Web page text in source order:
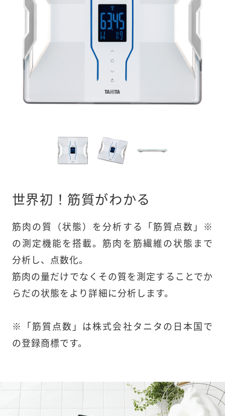
世界初！筋質がわかる
筋肉の質（状態）を分析する「筋質点数」※
の測定機能を搭載。筋肉を筋繊維の状態まで
分析し、点数化。
筋肉の量だけでなくその質を測定することでか
らだの状態をより詳細に分析します。
※「筋質点数」は株式会社タニタの日本国で
の登録商標です。